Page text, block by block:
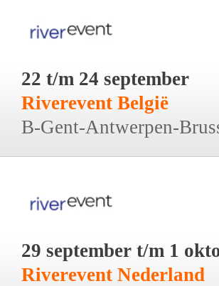
22 t/m 24 september
Riverevent België
B-Gent-Antwerpen-
29 september t/m 1
Riverevent Nederland